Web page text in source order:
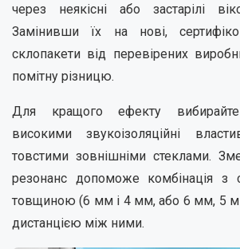
через неякісні або застарілі
Замінивши їх на нові,
склопакети від перевірених
помітну різницю.
Для кращого ефекту
високими звукоізоляційні
товстими зовнішніми стеклами.
резонанс допоможе комбінація з
товщиною (6 мм і 4 мм, або 6 мм, 5
дистанцією між ними.